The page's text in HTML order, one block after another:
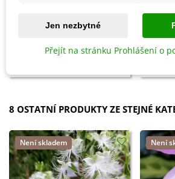
škůdcům - Ekol - ochrana
rostlin - 100 ml
8 OSTATNÍ PRODUKTY ZE STEJNÉ
Není skladem Není
Jen nezbytné
Přejít na stránku Prohlášení o